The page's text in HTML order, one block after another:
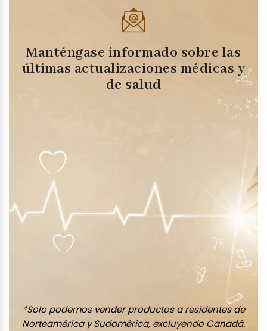
Manténgase informado sobre las
últimas actualizaciones médicas y
de salud
*Solo podemos vender productos a residentes de
Norteamérica y Sudamérica, excluyendo Canadá.